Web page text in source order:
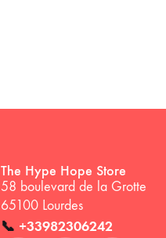
The Hype Hope Store
58 boulevard de la Grotte
65100 Lourdes
📞 +33982306242